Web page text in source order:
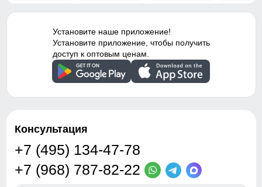
Установите наше приложение!
Установите приложение, чтобы получить
доступ к оптовым ценам.
Консультация
+7 (495) 134-47-78
+7 (968) 787-82-22